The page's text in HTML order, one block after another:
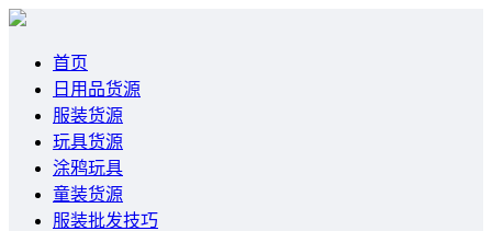
首页
日用品货源
服装货源
玩具货源
涂鸦玩具
童装货源
服装批发技巧